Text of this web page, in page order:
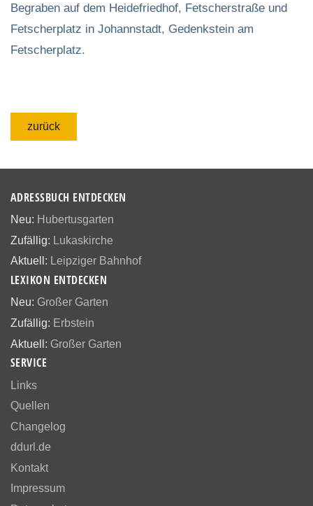
Begraben auf dem Heidefriedhof, Fetscherstraße und
Fetscherplatz in Johannstadt, Gedenkstein am
Fetscherplatz.
zurück
ADRESSBUCH ENTDECKEN
Neu: Hubertusgarten
Zufällig: Lukaskirche
Aktuell: Leipziger Bahnhof
LEXIKON ENTDECKEN
Neu: Großer Garten
Zufällig: Erbstein
Aktuell: Großer Garten
SERVICE
Links
Quellen
Changelog
ddurl.de
Kontakt
Impressum